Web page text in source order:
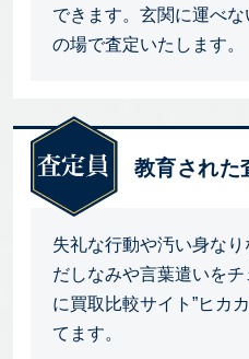
できます。玄関に運べ
の場で査定いたします。
教育された
失礼な行動や汚い身な
だしなみや言葉遣いを
に買取比較サイト”ヒカ
てます。